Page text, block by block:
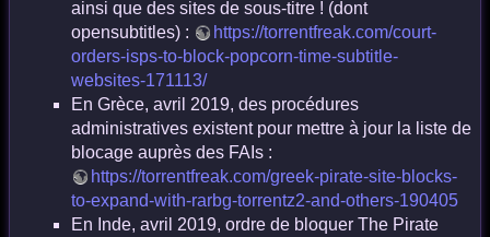
ainsi que des sites de sous-titre ! (dont
opensubtitles) :
https://torrentfreak.com/court-
orders-isps-to-block-popcorn-time-subtitle-
websites-171113/
En Grèce, avril 2019, des procédures
administratives existent pour mettre à jour la liste de
blocage auprès des FAIs :
https://torrentfreak.com/greek-pirate-site-blocks-
to-expand-with-rarbg-torrentz2-and-others-190405
En Inde, avril 2019, ordre de bloquer The Pirate